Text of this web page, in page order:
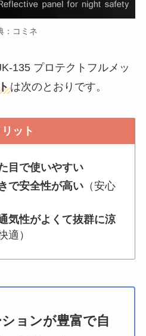
：コミネ
135 プロテクトフルメッ
は次のとおりです。
ット
目で使いやすい
で安全性が高い（安心
気性がよくて抜群に涼
適）
ョンが豊富で自